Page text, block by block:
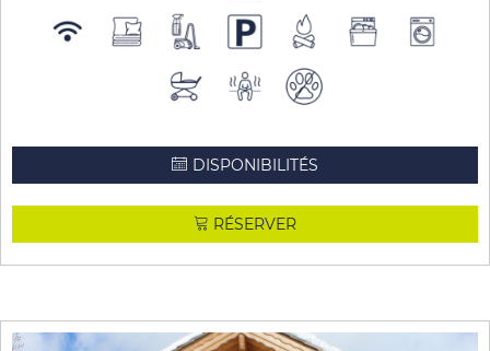
DISPONIBILITÉS
RÉSERVER